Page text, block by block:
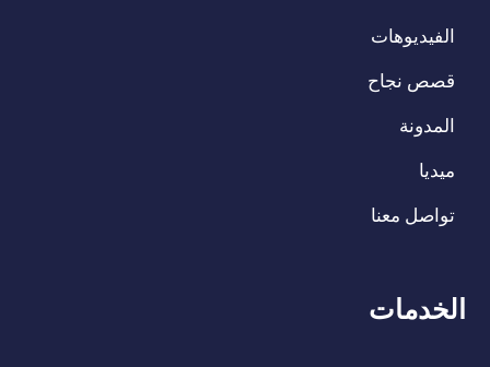
الخدمات
الفيديوهات
قصص نجاح
المدونة
ميديا
تواصل معنا